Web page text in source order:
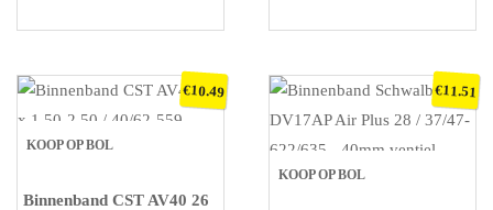
KOOP OP BOL
Binnenband CST AV40 26
€10.49
KOOP OP BOL
€11.51